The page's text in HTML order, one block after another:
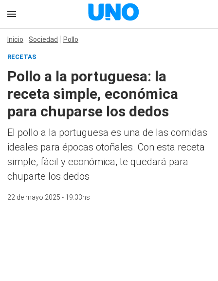
Inicio Sociedad Pollo
RECETAS
Pollo a la portuguesa: la
receta simple, económica
para chuparse los dedos
El pollo a la portuguesa es una de las comidas
ideales para épocas otoñales. Con esta receta
simple, fácil y económica, te quedará para
chuparte los dedos
22 de mayo 2025 - 19:33hs